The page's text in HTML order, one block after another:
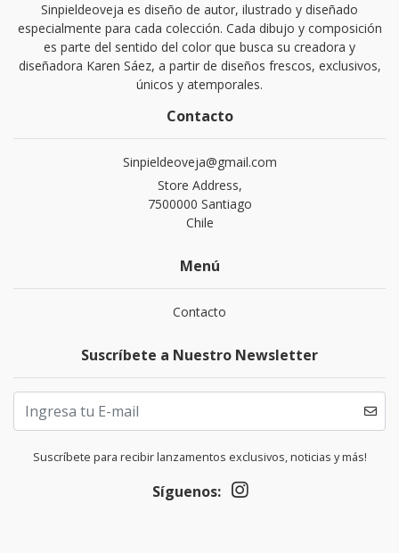
Sinpieldeoveja es diseño de autor, ilustrado y diseñado
especialmente para cada colección. Cada dibujo y composición
es parte del sentido del color que busca su creadora y
diseñadora Karen Sáez, a partir de diseños frescos, exclusivos,
únicos y atemporales.
Contacto
Sinpieldeoveja@gmail.com
Store Address,
7500000 Santiago
Chile
Menú
Contacto
Suscríbete a Nuestro Newsletter
Suscríbete para recibir lanzamentos exclusivos, noticias y más!
Síguenos: